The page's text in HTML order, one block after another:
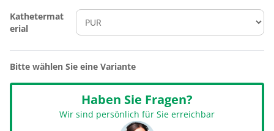
Kathetermat
erial
Bitte wählen Sie eine Variante
Haben Sie Fragen?
Wir sind persönlich für Sie erreichbar